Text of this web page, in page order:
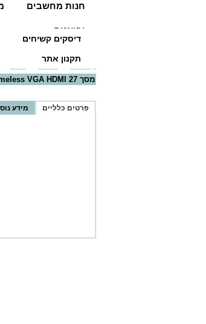
חנות מחשבים
יבואנים
דיסקים קשיחים
תקנון אתר
דף הבית >>
מסך AOC 27B1H FHD IPS SLIM Frameless VGA HDMI 27
פרטים כלליים מידע